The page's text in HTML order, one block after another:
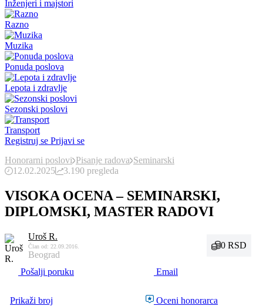
Inženjeri i majstori
Razno
Muzika
Ponuda poslova
Lepota i zdravlje
Sezonski poslovi
Transport
Registruj se Prijavi se
Honorarni poslovi Pisanje radova Seminarski
12.02.2025
3.190 pregleda
VISOKA OCENA – SEMINARSKI,
DIPLOMSKI, MASTER RADOVI
0 RSD
Uroš R.
Beograd
Član od: 22.09.2016.
Pošalji poruku Email
Prikaži broj Oceni honorarca